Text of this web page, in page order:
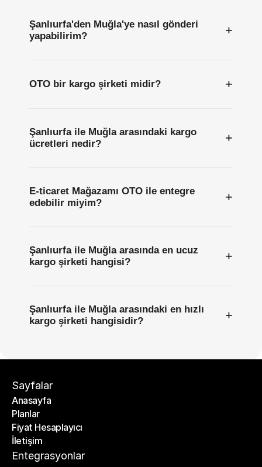
Şanlıurfa'den Muğla'ye nasıl gönderi
yapabilirim?
+
OTO bir kargo şirketi midir? +
Şanlıurfa ile Muğla arasındaki kargo
ücretleri nedir?
+
E-ticaret Mağazamı OTO ile entegre
edebilir miyim?
+
Şanlıurfa ile Muğla arasında en ucuz
kargo şirketi hangisi?
+
Şanlıurfa ile Muğla arasındaki en hızlı
kargo şirketi hangisidir?
+
Sayfalar
Anasayfa
Anasayfa
Planlar
Planlar
Fiyat Hesaplayıcı
Fiyat Hesaplayıcı
İletişim
İletişim
Entegrasyonlar